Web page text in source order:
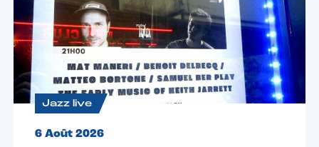
Jazz live
6 Août 2026